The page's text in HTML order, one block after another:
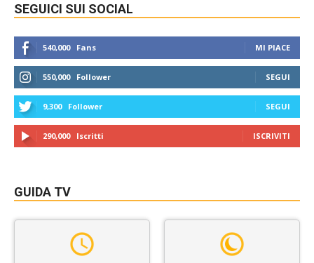
SEGUICI SUI SOCIAL
540,000 Fans MI PIACE
550,000 Follower SEGUI
9,300 Follower SEGUI
290,000 Iscritti ISCRIVITI
GUIDA TV